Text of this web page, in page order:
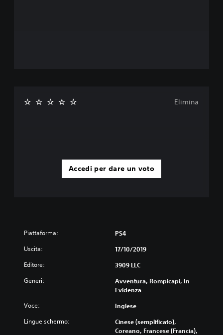
Accedi per dare un voto
Elimina
Piattaforma: PS4
Uscita: 17/10/2019
Editore: 3909 LLC
Generi:
Avventura, Rompicapi, In
Evidenza
Voce: Inglese
Lingue schermo:
Cinese (semplificato),
Coreano, Francese (Francia),